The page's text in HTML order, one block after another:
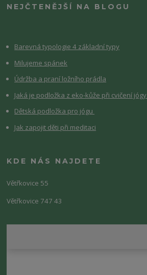
NEJČTENĚJŠÍ NA BLOGU
Barevná typologie 4 základní typy
Milujeme spánek
Údržba a praní ložního prádla
Jaká je podložka z eko-kůže při cvičení jógy
Dětská podložka pro jógu
Jak zapojit děti při meditaci
KDE NÁS NAJDETE
Větřkovice 55
Větřkovice 747 43